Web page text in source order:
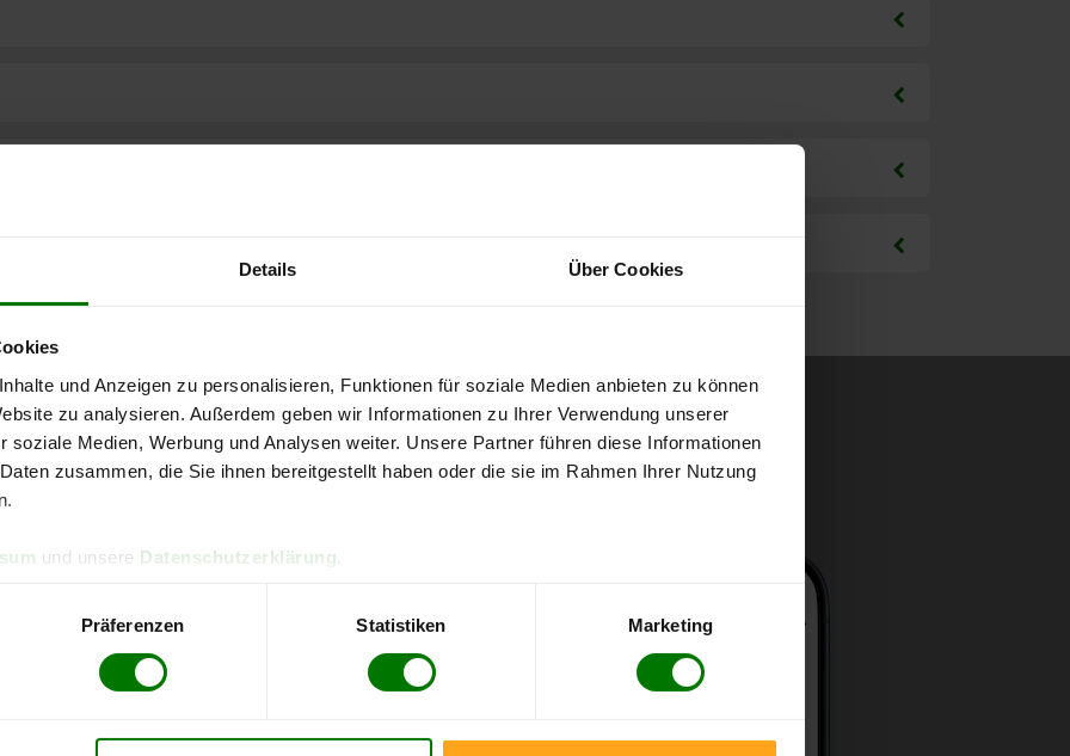
Details Über Cookies
und Anzeigen zu personalisieren, Funktionen für soziale Medien anbieten zu können
zu analysieren. Außerdem geben wir Informationen zu Ihrer Verwendung unserer
soziale Medien, Werbung und Analysen weiter. Unsere Partner führen diese Informationen
zusammen, die Sie ihnen bereitgestellt haben oder die sie im Rahmen Ihrer Nutzung
und unsere Datenschutzerklärung
Präferenzen Statistiken Marketing
kostenlose
direkt online bestellen
aktuellen Stand